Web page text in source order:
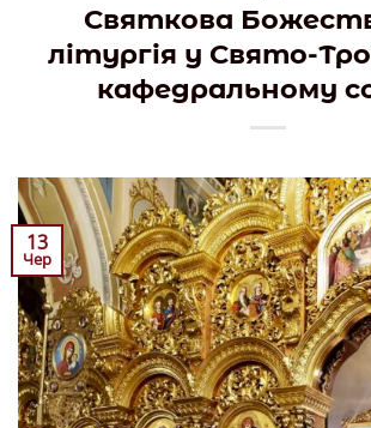
Святкова
літургія у Свято-
кафедральному
13
Чер